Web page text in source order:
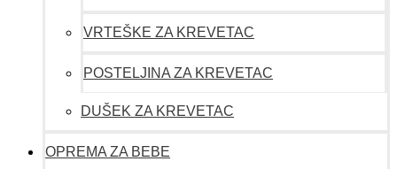
VRTEŠKE ZA KREVETAC
POSTELJINA ZA KREVETAC
DUŠEK ZA KREVETAC
OPREMA ZA BEBE